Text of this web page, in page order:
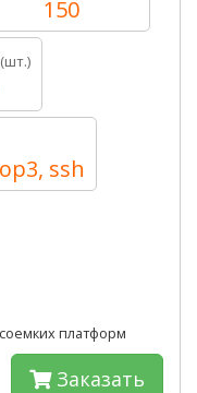
150
ssh
платформ
Заказать